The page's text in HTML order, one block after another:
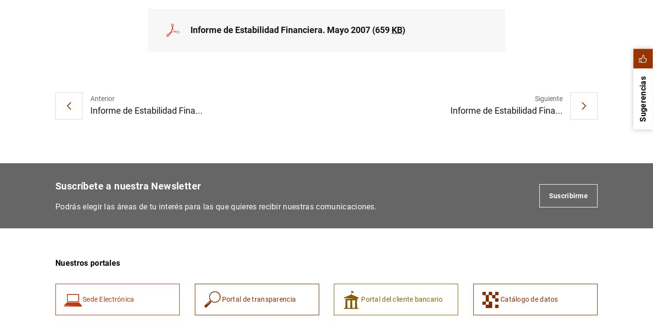
Informe de Estabilidad Financiera. Mayo 2007 (659 KB)
Anterior
Informe de Estabilidad Fina...
Siguiente
Informe de Estabilidad Fina... Sugerencias
1
Suscríbete a nuestra Newsletter
Podrás elegir las áreas de tu interés para las que quieres recibir nuestras comunicaciones.
Suscribirme
Nuestros portales
Sede Electrónica Portal de transparencia Portal del cliente bancario Catálogo de datos